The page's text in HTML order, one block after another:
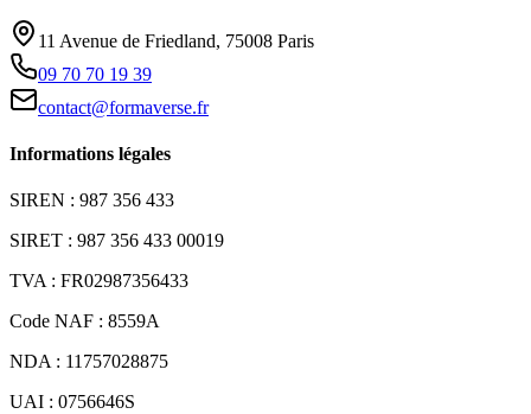
11 Avenue de Friedland, 75008 Paris
09 70 70 19 39
contact@formaverse.fr
Informations légales
SIREN : 987 356 433
SIRET : 987 356 433 00019
TVA : FR02987356433
Code NAF : 8559A
NDA : 11757028875
UAI : 0756646S